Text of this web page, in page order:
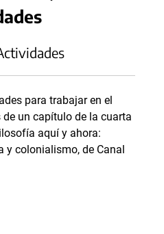
para trabajar en el
un capítulo de la cuarta
aquí y ahora:
y colonialismo, de Canal